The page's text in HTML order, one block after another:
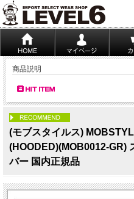
商品説明
(モブスタイルス)
(HOODED)(MOB0012-GR)
バー 国内正規品